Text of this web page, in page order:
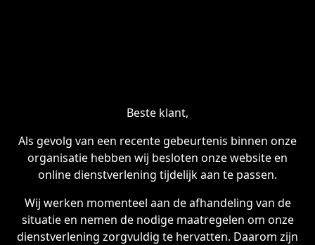
Beste klant,
Als gevolg van een recente gebeurtenis binnen onze
organisatie hebben wij besloten onze website en
online dienstverlening tijdelijk aan te passen.
Wij werken momenteel aan de afhandeling van de
situatie en nemen de nodige maatregelen om onze
dienstverlening zorgvuldig te hervatten. Daarom zijn